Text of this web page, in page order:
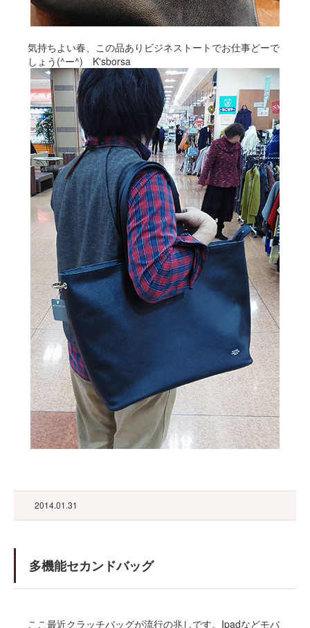
気持ちよい春、この品ありビジネストートでお仕事どーで
しょう(^ー^) K'sborsa
2014.01.31
多機能セカンドバッグ
ここ最近クラッチバッグが流行の兆しです。Ipadなどモバ